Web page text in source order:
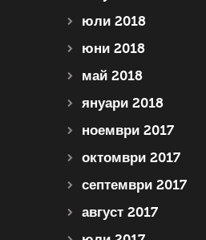
юли 2018
юни 2018
май 2018
януари 2018
ноември 2017
октомври 2017
септември 2017
август 2017